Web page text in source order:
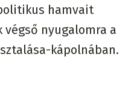
hamvait
végső nyugalomra a
kápolnában.